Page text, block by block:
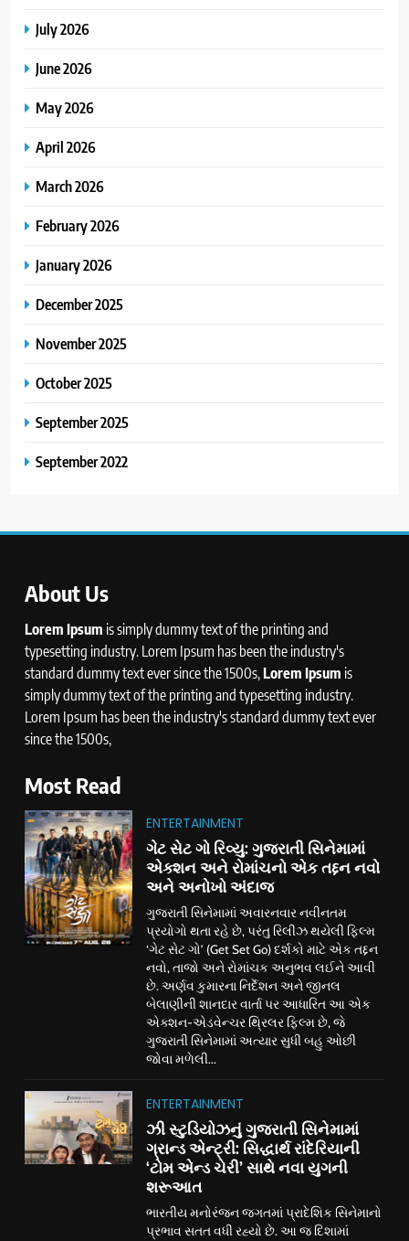
July 2026
June 2026
May 2026
April 2026
March 2026
February 2026
January 2026
December 2025
November 2025
October 2025
September 2025
September 2022
About Us
Lorem Ipsum is simply dummy text of the printing and
typesetting industry. Lorem Ipsum has been the industry's
standard dummy text ever since the 1500s,Lorem Ipsum is
simply dummy text of the printing and typesetting industry.
Lorem Ipsum has been the industry's standard dummy text ever
since the 1500s,
Most Read
ENTERTAINMENT
ગેટ સેટ ગો રિવ્યુ: ગુજરાતી સિનેમામાં
એક્શન અને રોમાંચનો એક તદ્દન નવો
અને અનોખો અંદાજ
ગુજરાતી સિનેમામાં અવારનવાર નવીનતમ
પ્રયોગો થતા રહે છે, પરંતુ રિલીઝ થયેલી ફિલ્મ
‘ગેટ સેટ ગો’ (Get Set Go) દર્શકો માટે એક તદ્દન
નવો, તાજો અને રોમાંચક અનુભવ લઈને આવી
છે. અર્ણવ કુમારના નિર્દેશન અને જીનલ
બેલાણીની શાનદાર વાર્તા પર આધારિત આ એક
એક્શન-એડવેન્ચર થ્રિલર ફિલ્મ છે, જે
ગુજરાતી સિનેમામાં અત્યાર સુધી બહુ ઓછી
જોવા મળેલી...
ENTERTAINMENT
ઝી સ્ટુડિયોઝનું ગુજરાતી સિનેમામાં
ગ્રાન્ડ એન્ટ્રી: સિદ્ધાર્થ રાંદેરિયાની
‘ટોમ એન્ડ ચેરી’ સાથે નવા યુગની
શરૂઆત
ભારતીય મનોરંજન જગતમાં પ્રાદેશિક સિનેમાનો
પ્રભાવ સતત વધી રહ્યો છે. આ જ દિશામાં